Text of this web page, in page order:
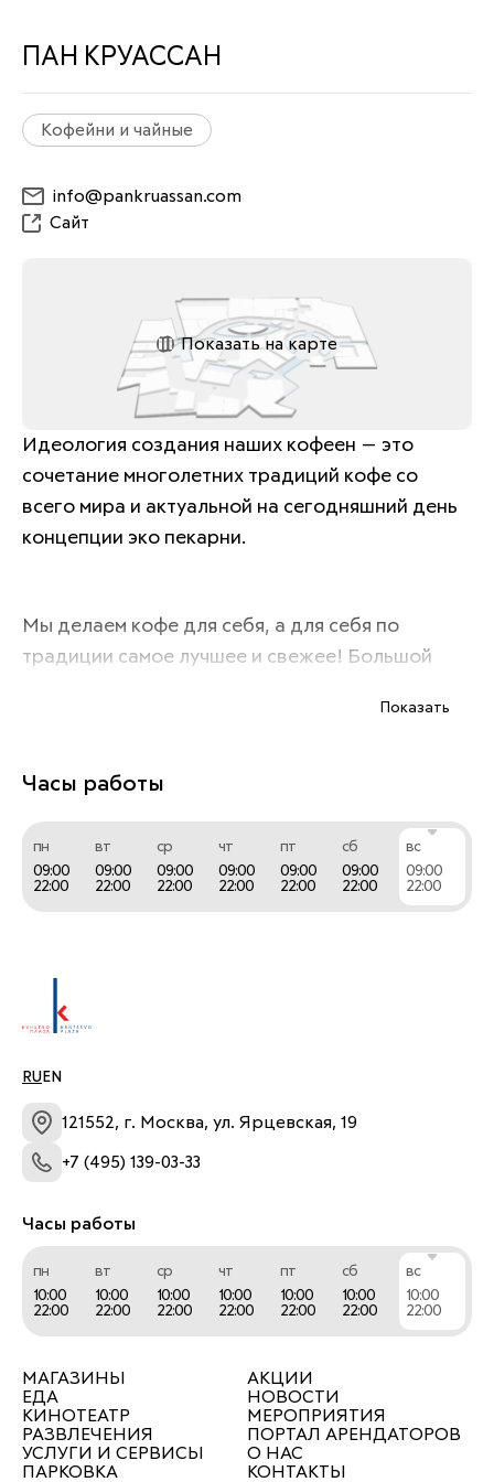
ПАН КРУАССАН
Кофейни и чайные
info@pankruassan.com
Сайт
Показать на карте
Идеология создания наших кофеен — это
сочетание многолетних традиций кофе со
всего мира и актуальной на сегодняшний день
концепции эко пекарни.
Мы делаем кофе для себя, а для себя по
традиции самое лучшее и свежее! Большой
производства ждет вас в каждом Пан
Показать
Часы работы
пн
09:00
22:00
вт
09:00
22:00
ср
09:00
22:00
чт
09:00
22:00
пт
09:00
22:00
сб
09:00
22:00
вс
09:00
22:00
RU EN
121552, г. Москва, ул. Ярцевская, 19
+7 (495) 139-03-33
Часы работы
пн
10:00
22:00
вт
10:00
22:00
ср
10:00
22:00
чт
10:00
22:00
пт
10:00
22:00
сб
10:00
22:00
вс
10:00
22:00
МАГАЗИНЫ
ЕДА
КИНОТЕАТР
РАЗВЛЕЧЕНИЯ
УСЛУГИ И СЕРВИСЫ
ПАРКОВКА
АКЦИИ
НОВОСТИ
МЕРОПРИЯТИЯ
ПОРТАЛ АРЕНДАТОРОВ
О НАС
КОНТАКТЫ